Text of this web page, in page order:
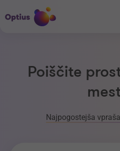
Poiščite
Najpogostejša